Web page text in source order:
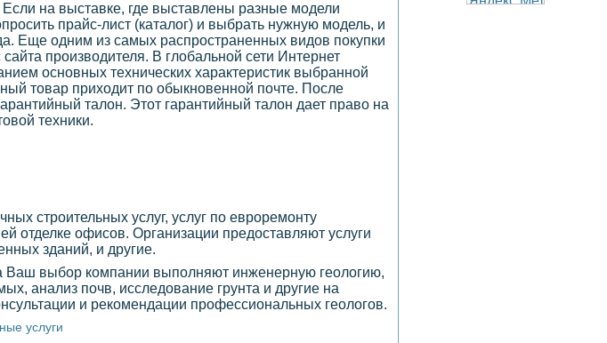
на выставке, где выставлены разные модели
прайс-лист (каталог) и выбрать нужную модель, и
Еще одним из самых распространенных видов покупки
производителя. В глобальной сети Интернет
основных технических характеристик выбранной
товар приходит по обыкновенной почте. После
талон. Этот гарантийный талон дает право на
техники.
строительных услуг, услуг по евроремонту
отделке офисов. Организации предоставляют услуги
зданий, и другие.
Ваш выбор компании выполняют инженерную геологию,
анализ почв, исследование грунта и другие на
и рекомендации профессиональных геологов.
услуги